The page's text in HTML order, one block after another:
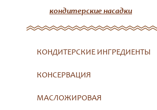
кондитерские насадки
КОНДИТЕРСКИЕ ИНГРЕДИЕНТЫ
КОНСЕРВАЦИЯ
МАСЛОЖИРОВАЯ